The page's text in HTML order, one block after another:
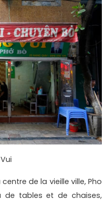
de la vieille ville, Pho
de tables et de chaises,